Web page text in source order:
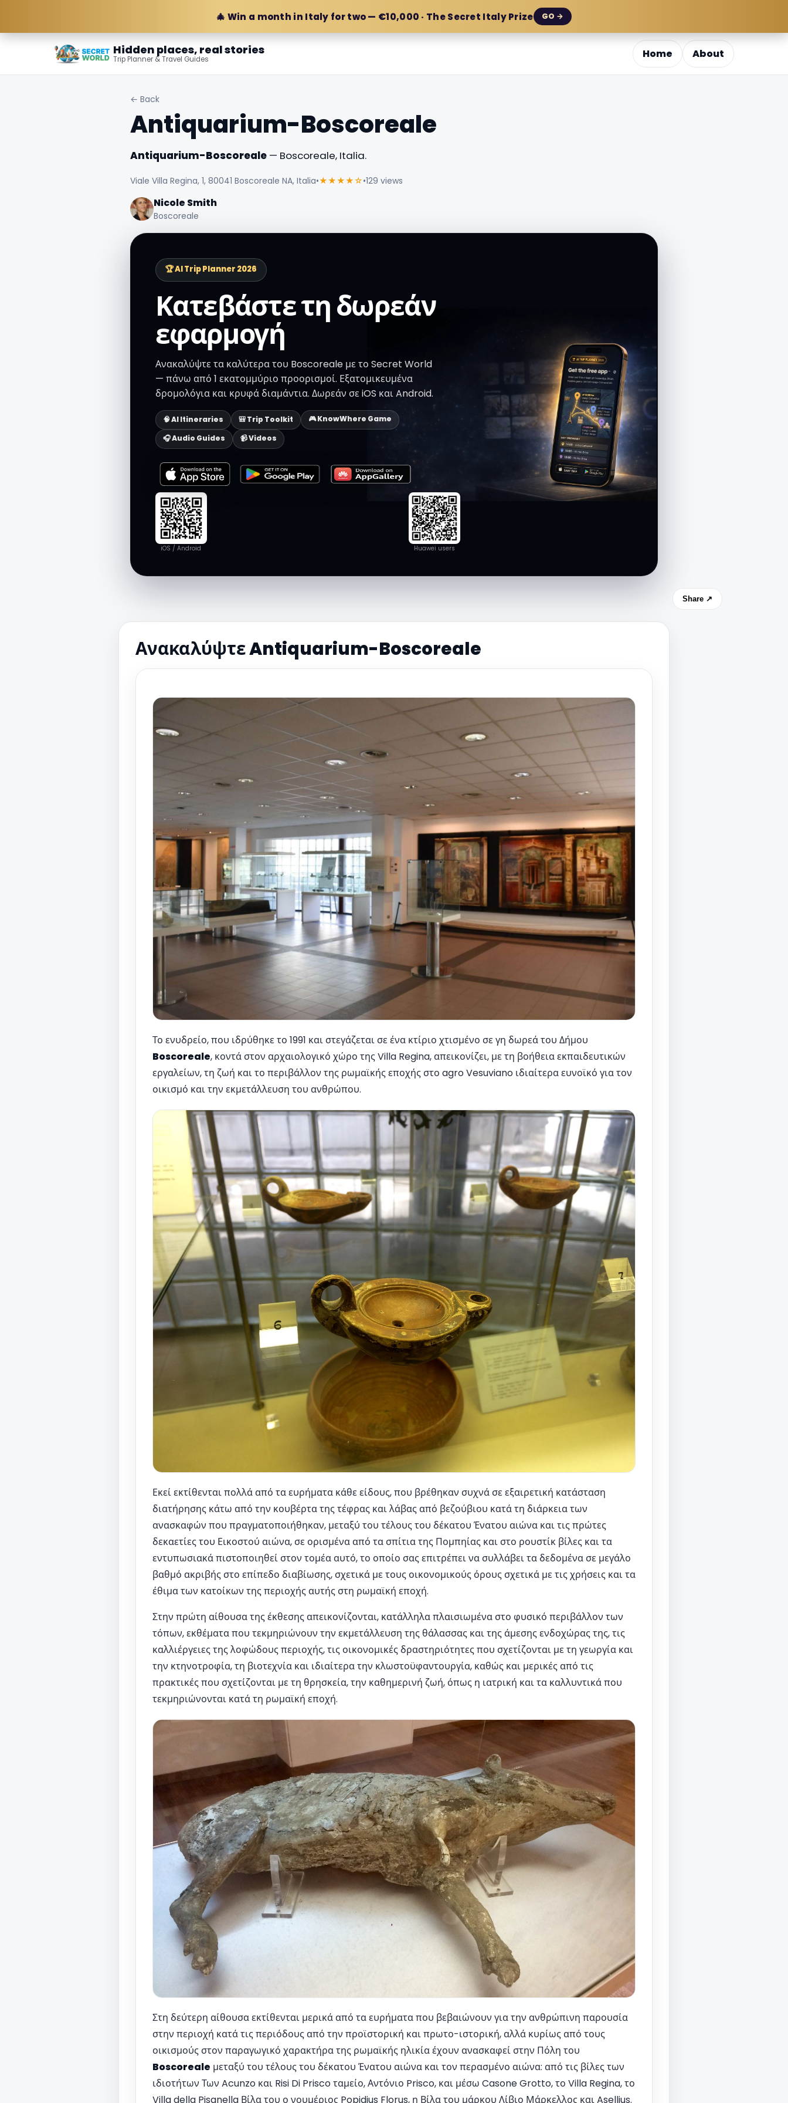
🎄 Win a month in Italy for two — €10,000 · The Secret Italy Prize GO →
Hidden places, real stories
Trip Planner & Travel Guides Home About
← Back
Antiquarium-Boscoreale
Antiquarium-Boscoreale— Boscoreale, Italia.
Viale Villa Regina, 1, 80041 Boscoreale NA, Italia•★★★★☆•129 views
Nicole Smith
Boscoreale
🏆 AI Trip Planner 2026
Κατεβάστε τη δωρεάν
εφαρμογή
Ανακαλύψτε τα καλύτερα του Boscoreale με το Secret World
— πάνω από 1 εκατομμύριο προορισμοί. Εξατομικευμένα
δρομολόγια και κρυφά διαμάντια. Δωρεάν σε iOS και Android.
🧠 AI Itineraries 🎒 Trip Toolkit
🎮 KnowWhere Game
🎧 Audio Guides
📹 Videos
iOS / Android Huawei users
Share ↗
Ανακαλύψτε Antiquarium-Boscoreale
Το ενυδρείο, που ιδρύθηκε το 1991 και στεγάζεται σε ένα κτίριο χτισμένο σε γη δωρεά του Δήμου
Boscoreale, κοντά στον αρχαιολογικό χώρο της Villa Regina, απεικονίζει, με τη βοήθεια εκπαιδευτικών
εργαλείων, τη ζωή και το περιβάλλον της ρωμαϊκής εποχής στο agro Vesuviano ιδιαίτερα ευνοϊκό για τον
οικισμό και την εκμετάλλευση του ανθρώπου.
Εκεί εκτίθενται πολλά από τα ευρήματα κάθε είδους, που βρέθηκαν συχνά σε εξαιρετική κατάσταση
διατήρησης κάτω από την κουβέρτα της τέφρας και λάβας από βεζούβιου κατά τη διάρκεια των
ανασκαφών που πραγματοποιήθηκαν, μεταξύ του τέλους του δέκατου Ένατου αιώνα και τις πρώτες
δεκαετίες του Εικοστού αιώνα, σε ορισμένα από τα σπίτια της Πομπηίας και στο ρουστίκ βίλες και τα
εντυπωσιακά πιστοποιηθεί στον τομέα αυτό, το οποίο σας επιτρέπει να συλλάβει τα δεδομένα σε μεγάλο
βαθμό ακριβής στο επίπεδο διαβίωσης, σχετικά με τους οικονομικούς όρους σχετικά με τις χρήσεις και τα
έθιμα των κατοίκων της περιοχής αυτής στη ρωμαϊκή εποχή.
Στην πρώτη αίθουσα της έκθεσης απεικονίζονται, κατάλληλα πλαισιωμένα στο φυσικό περιβάλλον των
τόπων, εκθέματα που τεκμηριώνουν την εκμετάλλευση της θάλασσας και της άμεσης ενδοχώρας της, τις
καλλιέργειες της λοφώδους περιοχής, τις οικονομικές δραστηριότητες που σχετίζονται με τη γεωργία και
την κτηνοτροφία, τη βιοτεχνία και ιδιαίτερα την κλωστοϋφαντουργία, καθώς και μερικές από τις
πρακτικές που σχετίζονται με τη θρησκεία, την καθημερινή ζωή, όπως η ιατρική και τα καλλυντικά που
τεκμηριώνονται κατά τη ρωμαϊκή εποχή.
Στη δεύτερη αίθουσα εκτίθενται μερικά από τα ευρήματα που βεβαιώνουν για την ανθρώπινη παρουσία
στην περιοχή κατά τις περιόδους από την προϊστορική και πρωτο-ιστορική, αλλά κυρίως από τους
οικισμούς στον παραγωγικό χαρακτήρα της ρωμαϊκής ηλικία έχουν ανασκαφεί στην Πόλη του
Boscoreale μεταξύ του τέλους του δέκατου Ένατου αιώνα και τον περασμένο αιώνα: από τις βίλες των
ιδιοτήτων Των Acunzo και Risi Di Prisco ταμείο, Αντόνιο Prisco, και μέσω Casone Grotto, το Villa Regina, το
Villa della Pisanella Βίλα του ο νουμέριος Popidius Florus, η Βίλα του μάρκου Λίβιο Μάρκελλος και Asellius.